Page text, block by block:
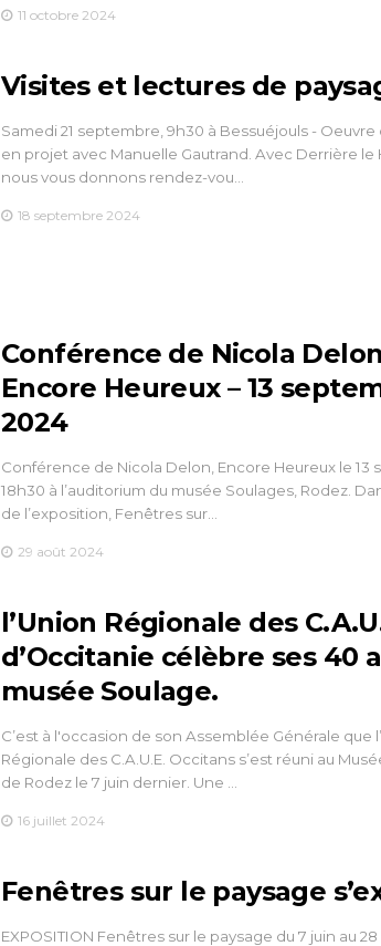
11 octobre 2024
Visites et lectures de
Samedi 21 septembre, 9h30 à Bessuéjouls - Oeuvre
en projet avec Manuelle Gautrand. Avec Derrière le
nous vous donnons rendez-vou…
18 septembre 2024
Conférence de Nicola
Encore Heureux – 13
2024
Conférence de Nicola Delon, Encore Heureux le 13
18h30 à l’auditorium du musée Soulages, Rodez.
de l’exposition, Fenêtres sur…
29 août 2024
l’Union Régionale des
d’Occitanie célèbre ses 40
musée Soulage.
C’est à l'occasion de son Assemblée Générale que
Régionale des C.A.U.E. Occitans s’est réuni au
de Rodez le 7 juin dernier. Une …
16 juillet 2024
Fenêtres sur le paysage
EXPOSITION Fenêtres sur le paysage du 7 juin au